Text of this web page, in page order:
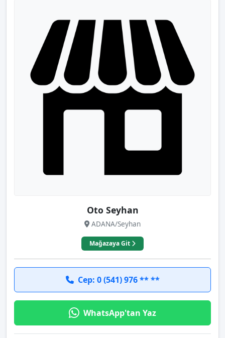
Oto Seyhan
ADANA/Seyhan
Mağazaya Git
Cep: 0 (541) 976 ** **
WhatsApp'tan Yaz